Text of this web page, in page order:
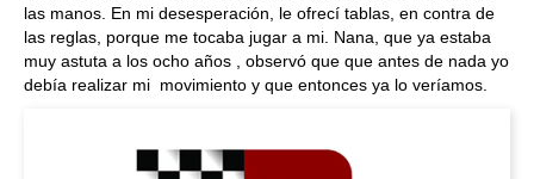
las manos. En mi desesperación, le ofrecí tablas, en contra de
las reglas, porque me tocaba jugar a mi. Nana, que ya estaba
muy astuta a los ocho años , observó que que antes de nada yo
debía realizar mi movimiento y que entonces ya lo veríamos.